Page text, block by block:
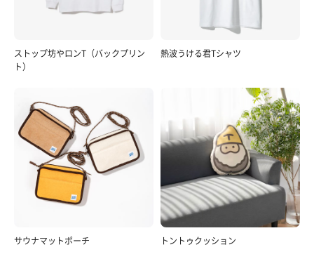
ストップ坊やロンT（バックプリン
ト）
熱波うける君Tシャツ
サウナマットポーチ トントゥクッション